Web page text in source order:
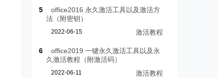
5
office2016 永久激活工具以及激活方
法（附密钥）
2022-06-15 激活教程
6
office2019 一键永久激活工具以及永
久激活教程（附激活码）
2022-06-11 激活教程